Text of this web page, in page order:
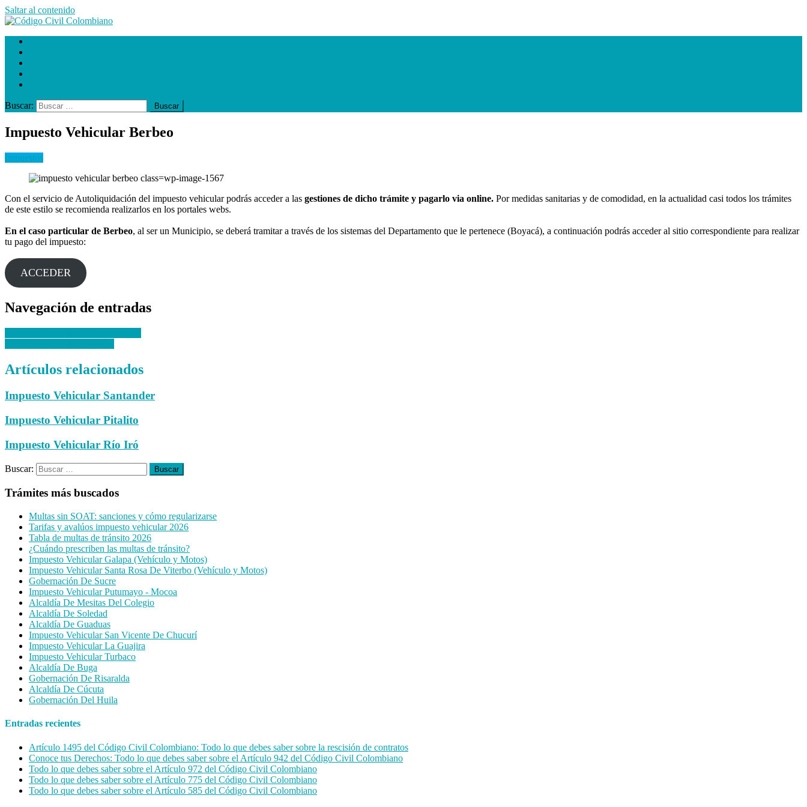
Saltar al contenido
Código Civil Colombiano
Buscar:
Impuesto Vehicular Berbeo
Impuestos
Con el servicio de Autoliquidación del impuesto vehicular podrás acceder a las gestiones de dicho trámite y pagarlo via online. Por medidas sanitarias y de comodidad, en la actualidad casi todos los trámites
de este estilo se recomienda realizarlos en los portales webs.
En el caso particular de Berbeo, al ser un Municipio, se deberá tramitar a través de los sistemas del Departamento que le pertenece (Boyacá), a continuación podrás acceder al sitio correspondiente para realizar
tu pago del impuesto:
ACCEDER
Navegación de entradas
Artículos relacionados
Impuesto Vehicular Santander
Impuesto Vehicular Pitalito
Impuesto Vehicular Río Iró
Buscar:
Trámites más buscados
Multas sin SOAT: sanciones y cómo regularizarse
Tarifas y avalúos impuesto vehicular 2026
Tabla de multas de tránsito 2026
¿Cuándo prescriben las multas de tránsito?
Impuesto Vehicular Galapa (Vehículo y Motos)
Impuesto Vehicular Santa Rosa De Viterbo (Vehículo y Motos)
Gobernación De Sucre
Impuesto Vehicular Putumayo - Mocoa
Alcaldía De Mesitas Del Colegio
Alcaldía De Soledad
Alcaldía De Guaduas
Impuesto Vehicular San Vicente De Chucurí
Impuesto Vehicular La Guajira
Impuesto Vehicular Turbaco
Alcaldía De Buga
Gobernación De Risaralda
Alcaldía De Cúcuta
Gobernación Del Huila
Entradas recientes
Artículo 1495 del Código Civil Colombiano: Todo lo que debes saber sobre la rescisión de contratos
Conoce tus Derechos: Todo lo que debes saber sobre el Artículo 942 del Código Civil Colombiano
Todo lo que debes saber sobre el Artículo 972 del Código Civil Colombiano
Todo lo que debes saber sobre el Artículo 775 del Código Civil Colombiano
Todo lo que debes saber sobre el Artículo 585 del Código Civil Colombiano